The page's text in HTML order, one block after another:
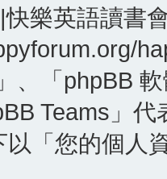
樂英語讀書
、「phpBB
Teams」
以「您的個人